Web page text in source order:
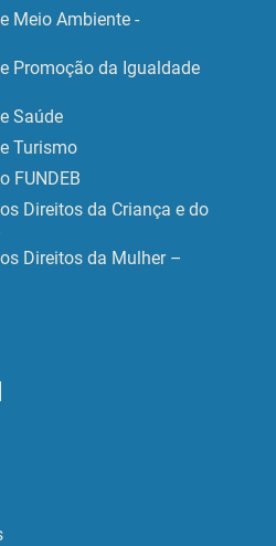
Meio Ambiente -
Promoção da Igualdade
Saúde
Turismo
FUNDEB
Direitos da Criança e do
Direitos da Mulher –